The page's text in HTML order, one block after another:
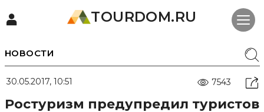
TOURDOM.RU
НОВОСТИ
30.05.2017, 10:51 7543
Ростуризм предупредил туристов